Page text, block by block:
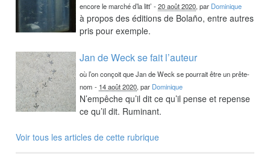
encore le marché d’la litt’ -20 août 2020, par Dominique
à propos des éditions de Bolaño, entre autres
pris pour exemple.
Jan de Weck se fait l’auteur
où l’on conçoit que Jan de Weck se pourrait être un prête-
nom - 14 août 2020, par Dominique
N’empêche qu’il dit ce qu’il pense et repense
ce qu’il dit. Ruminant.
Voir tous les articles de cette rubrique